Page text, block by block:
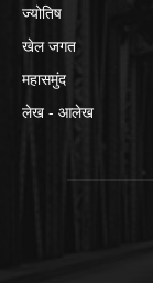
ज्योतिष
खेल जगत
महासमुंद
लेख - आलेख